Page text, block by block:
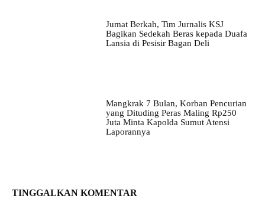
Jumat Berkah, Tim Jurnalis KSJ
Bagikan Sedekah Beras kepada Duafa
Lansia di Pesisir Bagan Deli
Mangkrak 7 Bulan, Korban Pencurian
yang Dituding Peras Maling Rp250
Juta Minta Kapolda Sumut Atensi
Laporannya
TINGGALKAN KOMENTAR